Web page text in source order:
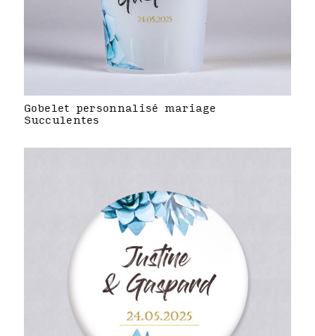
Gobelet personnalisé mariage
Succulentes